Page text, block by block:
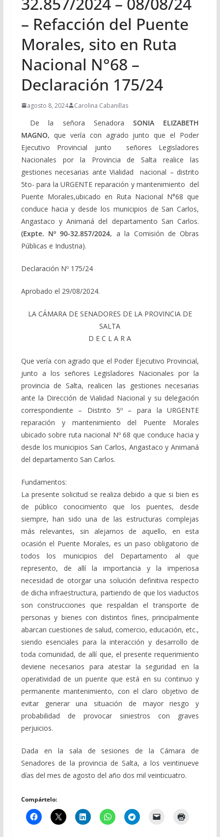
– Refacción del Puente
Morales, sito en Ruta
Nacional N°68 –
Declaración 175/24
agosto 8, 2024 Carolina Cabanillas
De la señora Senadora SONIA ELIZABETH
MAGNO, que vería con agrado junto que el Poder
Ejecutivo Provincial junto señores Legisladores
Nacionales por la Provincia de Salta realice las
gestiones necesarias ante Vialidad nacional – distrito
5to- para la URGENTE reparación y mantenimiento del
Puente Morales,ubicado en Ruta Nacional N°68 que
conduce hacia y desde los municipios de San Carlos,
Angastaco y Animaná del departamento San Carlos.
(Expte. Nº 90-32.857/2024, a la Comisión de Obras
Públicas e Industria).
Declaración Nº 175/24
Aprobado el 29/08/2024.
LA CÁMARA DE SENADORES DE LA PROVINCIA DE
SALTA
D E C L A R A
Que vería con agrado que el Poder Ejecutivo Provincial,
junto a los señores Legisladores Nacionales por la
provincia de Salta, realicen las gestiones necesarias
ante la Dirección de Vialidad Nacional y su delegación
correspondiente – Distrito 5º – para la URGENTE
reparación y mantenimiento del Puente Morales
ubicado sobre ruta nacional Nº 68 que conduce hacia y
desde los municipios San Carlos, Angastaco y Animaná
del departamento San Carlos.
Fundamentos:
La presente solicitud se realiza debido a que si bien es
de público conocimiento que los puentes, desde
siempre, han sido una de las estructuras complejas
más relevantes, sin alejarnos de aquello, en esta
ocasión el Puente Morales, es un paso obligatorio de
todos los municipios del Departamento al que
represento, de allí la importancia y la imperiosa
necesidad de otorgar una solución definitiva respecto
de dicha infraestructura, partiendo de que los viaductos
son construcciones que respaldan el transporte de
personas y bienes con distintos fines, principalmente
abarcan cuestiones de salud, comercio, educación, etc.,
siendo esenciales para la interacción y desarrollo de
toda comunidad, de allí que, el presente requerimiento
deviene necesarios para atestar la seguridad en la
operatividad de un puente que está en su continuo y
permanente mantenimiento, con el claro objetivo de
evitar generar una situación de mayor riesgo y
probabilidad de provocar siniestros con graves
perjuicios.
Dada en la sala de sesiones de la Cámara de
Senadores de la provincia de Salta, a los veintinueve
días del mes de agosto del año dos mil veinticuatro.
Compártelo: